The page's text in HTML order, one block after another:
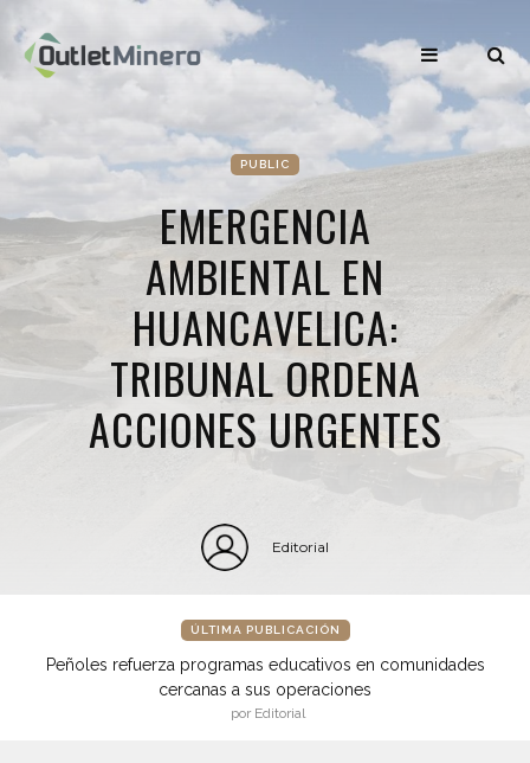
PUBLIC
EMERGENCIA
AMBIENTAL EN
HUANCAVELICA:
TRIBUNAL ORDENA
ACCIONES URGENTES
Editorial
ÚLTIMA PUBLICACIÓN
Peñoles refuerza programas educativos en comunidades
cercanas a sus operaciones
por Editorial